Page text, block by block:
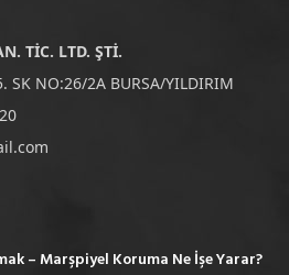
TİC. LTD. ŞTİ.
SK NO:26/2A BURSA/YILDIRIM
– Marşpiyel Koruma Ne İşe Yarar?